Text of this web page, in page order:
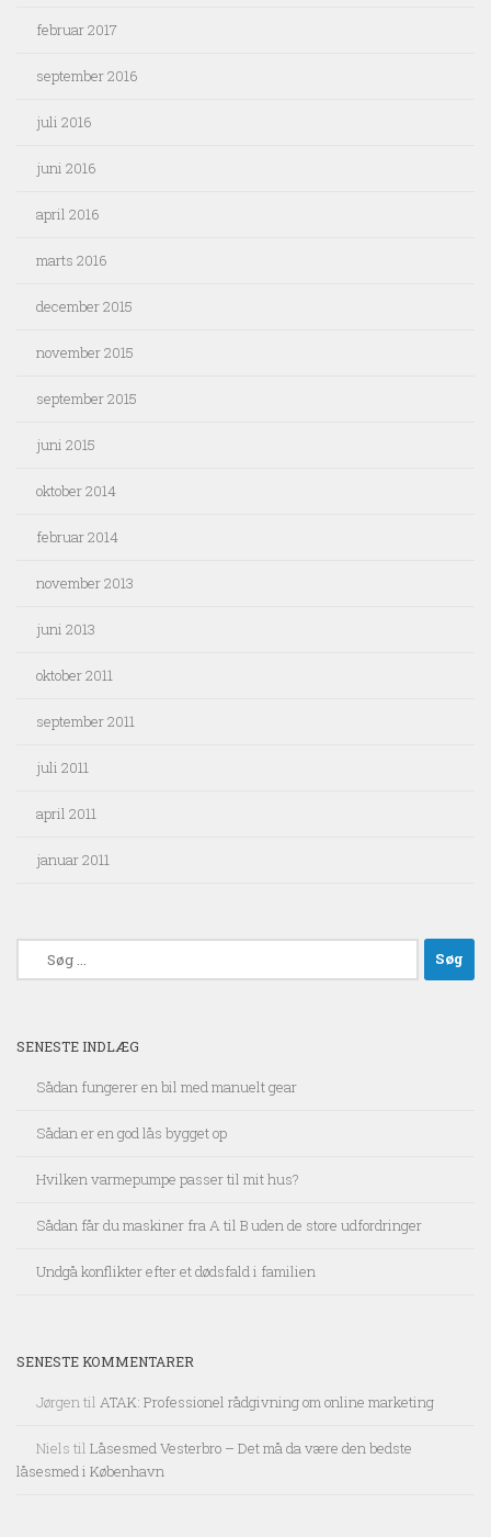
februar 2017
september 2016
juli 2016
juni 2016
april 2016
marts 2016
december 2015
november 2015
september 2015
juni 2015
oktober 2014
februar 2014
november 2013
juni 2013
oktober 2011
september 2011
juli 2011
april 2011
januar 2011
efter:
SENESTE INDLÆG
Sådan fungerer en bil med manuelt gear
Sådan er en god lås bygget op
Hvilken varmepumpe passer til mit hus?
Sådan får du maskiner fra A til B uden de store udfordringer
Undgå konflikter efter et dødsfald i familien
SENESTE KOMMENTARER
Jørgentil ATAK: Professionel rådgivning om online marketing
Niels til Låsesmed Vesterbro – Det må da være den bedste
låsesmed i København